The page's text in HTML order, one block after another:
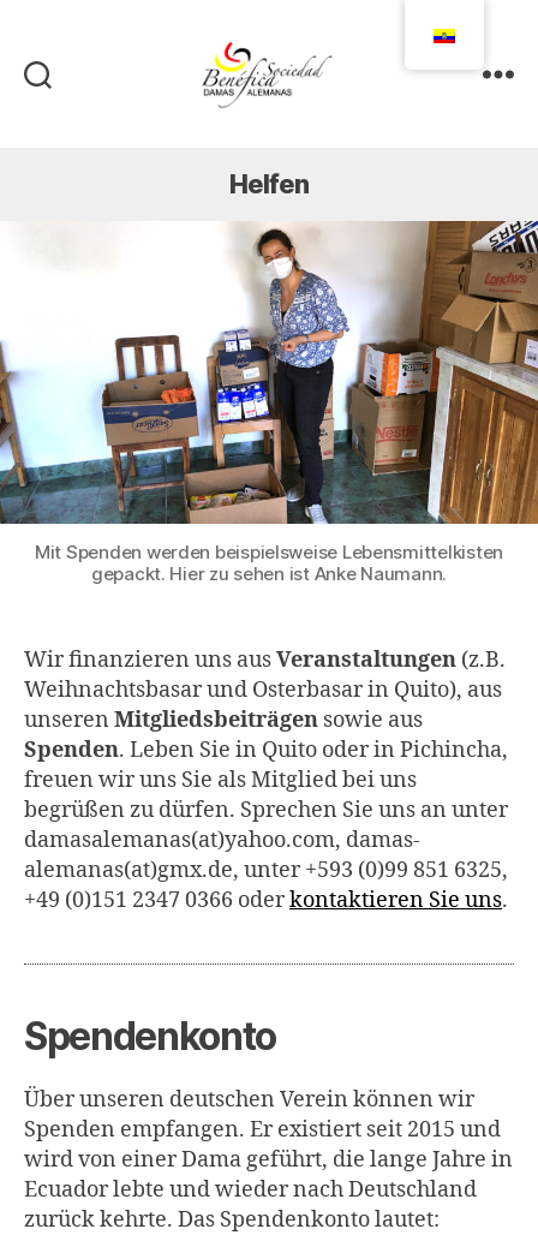
Ecuador
Helfen
Mit Spenden werden beispielsweise Lebensmittelkisten
gepackt. Hier zu sehen ist Anke Naumann.
Wir finanzieren uns ausVeranstaltungen (z.B.
Weihnachtsbasar und Osterbasar in Quito), aus
unseren Mitgliedsbeiträgen sowie aus
Spenden. Leben Sie in Quito oder in Pichincha,
freuen wir uns Sie als Mitglied bei uns
begrüßen zu dürfen. Sprechen Sie uns an unter
damasalemanas(at)yahoo.com, damas-
alemanas(at)gmx.de, unter +593 (0)99 851 6325,
+49 (0)151 2347 0366 oderkontaktieren Sie uns.
Spendenkonto
Über unseren deutschen Verein können wir
Spenden empfangen. Er existiert seit 2015 und
wird von einer Dama geführt, die lange Jahre in
Ecuador lebte und wieder nach Deutschland
zurück kehrte. Das Spendenkonto lautet: